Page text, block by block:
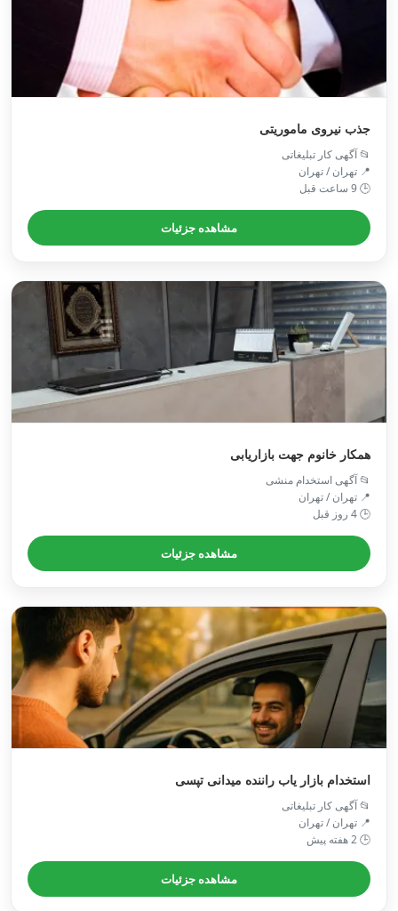
جذب نیروی ماموریتی
📂 آگهی کار تبلیغاتی
📍 تهران / تهران
🕒 9 ساعت قبل
مشاهده جزئیات
همکار خانوم جهت بازاریابی
📂 آگهی استخدام منشی
📍 تهران / تهران
🕒 4 روز قبل
مشاهده جزئیات
استخدام بازار یاب راننده میدانی تپسی
📂 آگهی کار تبلیغاتی
📍 تهران / تهران
🕒 2 هفته پیش
مشاهده جزئیات